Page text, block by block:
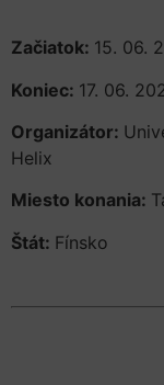
Začiatok: 15. 06.
Koniec: 17. 06.
Organizátor:
Helix
Miesto konania:
Štát: Fínsko